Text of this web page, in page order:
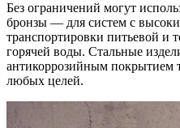
Без ограничений могут
бронзы — для систем с
транспортировки питьевой и
горячей воды. Стальные
антикоррозийным покрытием
любых целей.